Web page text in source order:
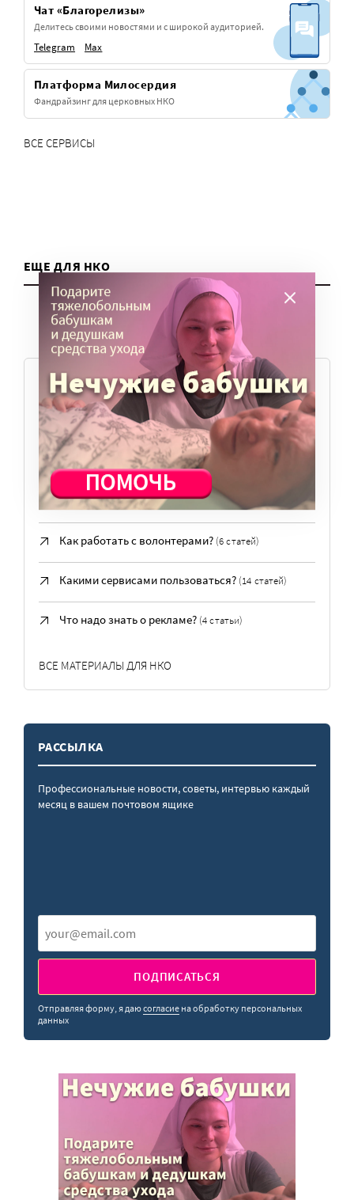
Чат «Благорелизы»
Делитесь своими новостями и с широкой аудиторией.
Telegram Max
Платформа Милосердия
Фандрайзинг для церковных НКО
ВСЕ СЕРВИСЫ
ЕЩЕ ДЛЯ НКО
ПОПУЛЯРНЫЕ ВОПРОСЫ
Где учиться?(3 статьи)
Как пережить кризис?(6 статей)
Как привлечь и удержать сотрудников? (5 статей)
Как работать с волонтерами? (6 статей)
Какими сервисами пользоваться? (14 статей)
Что надо знать о рекламе? (4 статьи)
ВСЕ МАТЕРИАЛЫ ДЛЯ НКО
РАССЫЛКА
Профессиональные новости, советы, интервью каждый
месяц в вашем почтовом ящике
ПОДПИСАТЬСЯ
Отправляя форму, я даюсогласие на обработку персональных
данных